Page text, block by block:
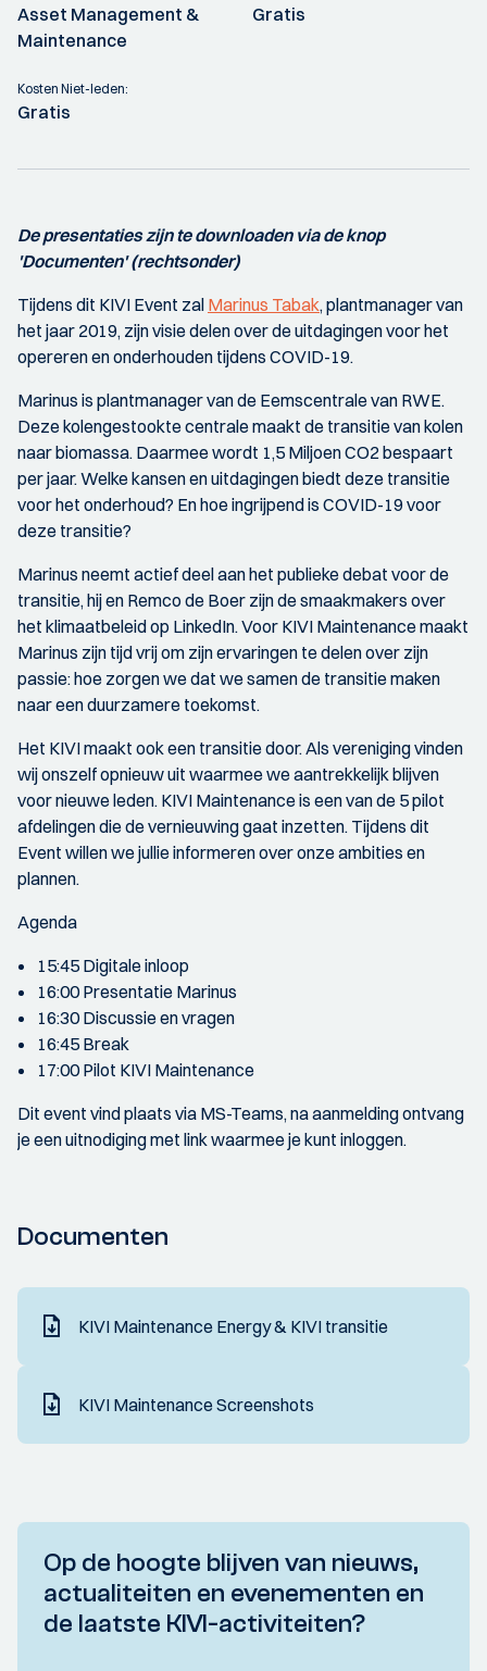
Asset Management &
Maintenance
Gratis
Kosten Niet-leden:
Gratis
De presentaties zijn te downloaden via de knop
'Documenten' (rechtsonder)
Tijdens dit KIVI Event zal Marinus Tabak, plantmanager van
het jaar 2019, zijn visie delen over de uitdagingen voor het
opereren en onderhouden tijdens COVID-19.
Marinus is plantmanager van de Eemscentrale van RWE.
Deze kolengestookte centrale maakt de transitie van kolen
naar biomassa. Daarmee wordt 1,5 Miljoen CO2 bespaart
per jaar. Welke kansen en uitdagingen biedt deze transitie
voor het onderhoud? En hoe ingrijpend is COVID-19 voor
deze transitie?
Marinus neemt actief deel aan het publieke debat voor de
transitie, hij en Remco de Boer zijn de smaakmakers over
het klimaatbeleid op LinkedIn. Voor KIVI Maintenance maakt
Marinus zijn tijd vrij om zijn ervaringen te delen over zijn
passie: hoe zorgen we dat we samen de transitie maken
naar een duurzamere toekomst.
Het KIVI maakt ook een transitie door. Als vereniging vinden
wij onszelf opnieuw uit waarmee we aantrekkelijk blijven
voor nieuwe leden. KIVI Maintenance is een van de 5 pilot
afdelingen die de vernieuwing gaat inzetten. Tijdens dit
Event willen we jullie informeren over onze ambities en
plannen.
Agenda
15:45 Digitale inloop
16:00 Presentatie Marinus
16:30 Discussie en vragen
16:45 Break
17:00 Pilot KIVI Maintenance
Dit event vind plaats via MS-Teams, na aanmelding ontvang
je een uitnodiging met link waarmee je kunt inloggen.
Documenten
KIVI Maintenance Energy & KIVI transitie
KIVI Maintenance Screenshots
Op de hoogte blijven van nieuws,
actualiteiten en evenementen en
de laatste KIVI-activiteiten?